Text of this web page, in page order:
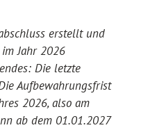
erstellt und
Jahr 2026
Die letzte
Aufbewahrungsfrist
2026, also am
ab dem 01.01.2027